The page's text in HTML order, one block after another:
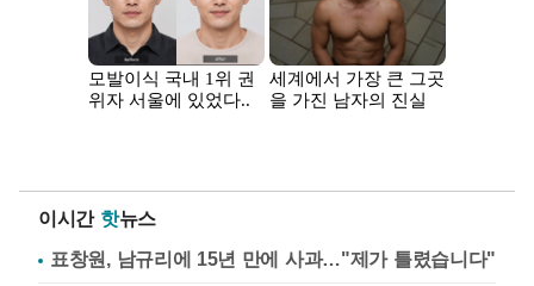
이시간 핫뉴스
표창원, 남규리에 15년 만에 사과…"제가 틀렸습니다"